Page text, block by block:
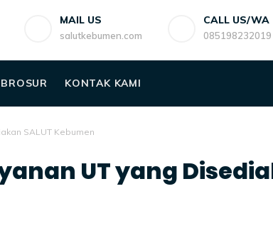
MAIL US
salutkebumen.com
CALL US/WA
085198232019
BROSUR KONTAK KAMI
SALUT Kebumen
UT yang